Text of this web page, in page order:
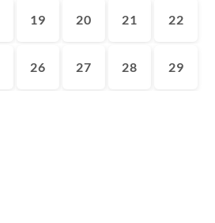
19 20 21 22
26 27 28 29